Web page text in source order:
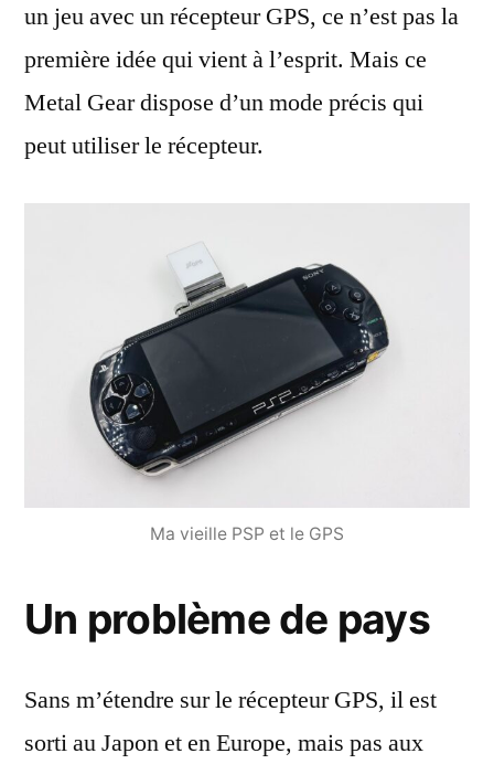
un jeu avec un récepteur GPS, ce n’est pas la
première idée qui vient à l’esprit. Mais ce
Metal Gear dispose d’un mode précis qui
peut utiliser le récepteur.
Ma vieille PSP et le GPS
Un problème de pays
Sans m’étendre sur le récepteur GPS, il est
sorti au Japon et en Europe, mais pas aux